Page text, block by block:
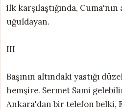
ilk karşılaştığında,
uğuldayan.
III
Başının altındaki yastığı
hemşire. Sermet Sami
Ankara'dan bir telefon belki,